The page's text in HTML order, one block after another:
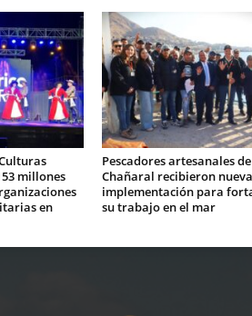
millones
en
Pescadores artesanales de
Chañaral recibieron nueva
implementación para
su trabajo en el mar